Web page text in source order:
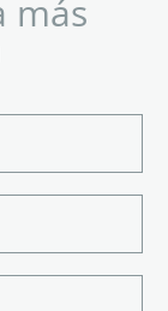
más